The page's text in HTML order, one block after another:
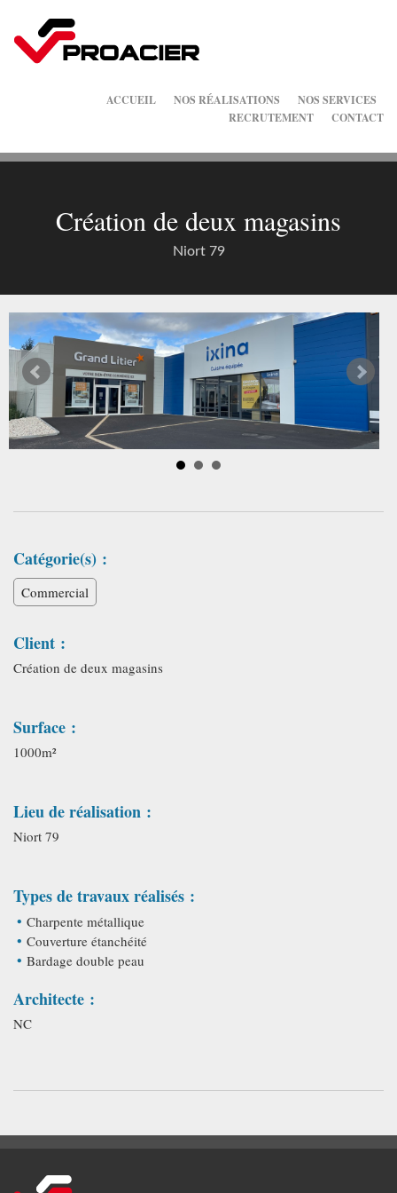
ACCUEIL NOS RÉALISATIONS
NOS SERVICES
RECRUTEMENT
CONTACT
Création de deux magasins
Niort 79
Catégorie(s) :
Commercial
Client :
Création de deux magasins
Surface :
1000m²
Lieu de réalisation :
Niort 79
Types de travaux réalisés :
Charpente métallique
Couverture étanchéité
Bardage double peau
Architecte :
NC